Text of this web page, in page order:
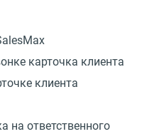
карточка клиента
клиента
на ответственного